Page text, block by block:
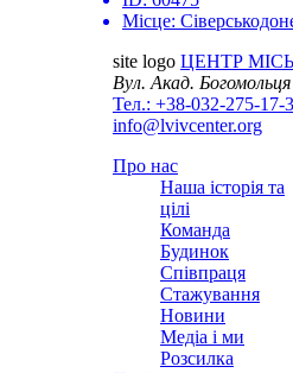
Місце:
site logo ЦЕНТР
Вул. Акад.
Тел.: +38-032-275-17-
info@lvivcenter.org
Про нас
Наша історія та
цілі
Команда
Будинок
Співпраця
Стажування
Новини
Медіа і ми
Розсилка